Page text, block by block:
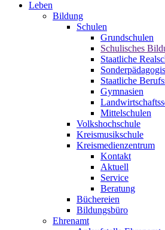
Leben
Bildung
Schulen
Grundschulen
Schulisches
Staatliche
Staatliche
Gymnasien
Mittelschulen
Volkshochschule
Kreismusikschule
Kreismedienzentrum
Kontakt
Aktuell
Service
Beratung
Büchereien
Bildungsbüro
Ehrenamt